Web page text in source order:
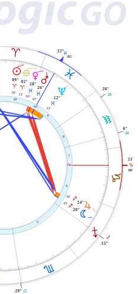
A
H
I
J
K
L
5
6
7
i
8
9
10
X
G
29°
I
15°
J
21°
08'
K
6°
K
26°
L
22°
05'
N
20°
I
43' R
24°
I
16'
U
12°
L
13'
Q
26°
L
07'
P
28°
L
03'
È
02°
A
13'
M
09°
A
39'